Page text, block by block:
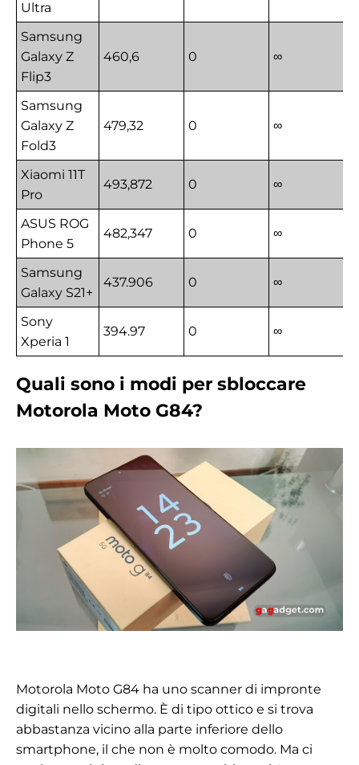
Ultra
Samsung
Galaxy Z
Flip3
460,6 0 ∞
Samsung
Galaxy Z
Fold3
479,32 0 ∞
Xiaomi 11T
Pro
493,872 0 ∞
ASUS ROG
Phone 5
482,347 0 ∞
Samsung
Galaxy S21+
437.906 0 ∞
Sony
Xperia 1
394.97 0 ∞
Quali sono i modi per sbloccare
Motorola Moto G84?
Motorola Moto G84 ha uno scanner di impronte
digitali nello schermo. È di tipo ottico e si trova
abbastanza vicino alla parte inferiore dello
smartphone, il che non è molto comodo. Ma ci